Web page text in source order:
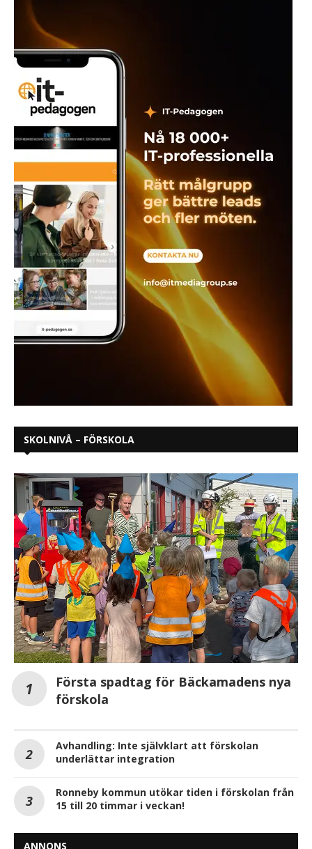
SKOLNIVÅ – FÖRSKOLA
Första spadtag för Bäckamadens nya
förskola
Avhandling: Inte självklart att förskolan
underlättar integration
Ronneby kommun utökar tiden i förskolan från
15 till 20 timmar i veckan!
ANNONS